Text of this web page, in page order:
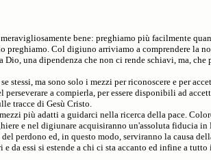
bene: preghiamo più facilmente
Col digiuno arriviamo a comprendere la
Dio, una dipendenza che non ci rende schiavi, ma, che
stessi, ma sono solo i mezzi per riconoscere e per
a compierla, per essere disponibili ad
tracce di Gesù Cristo.
più adatti a guidarci nella ricerca della pace.
e nel digiunare acquisiranno un'assoluta fiducia in
perdono ed, in questo modo, serviranno la causa
da essi si estende a chi ci sta accanto ed infine a